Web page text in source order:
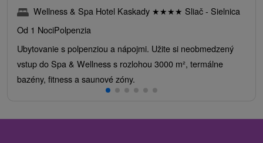
Wellness & Spa Hotel Kaskady ★★★★ Sliač - Sielnica
Od 1 NociPolpenzia
Ubytovanie s polpenziou a nápojmi. Užite si neobmedzený
vstup do Spa & Wellness s rozlohou 3000 m², termálne
bazény, fitness a saunové zóny.